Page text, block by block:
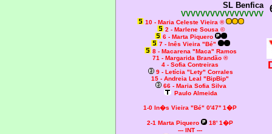
SL Benfica
VVVVVVVVVVVVVVVVV
10 - Maria Celeste Vieira ®
2 - Marlene Sousa ©
6 - Marta Piquero
7 - Inês Vieira "Bé"
8 - Macarena "Maca" Ramos
71 - Margarida Brandão ®
4 - Sofia Contreiras
9 - Letícia "Lety" Corrales
15 - Andreia Leal "BipBip"
66 - Maria Sofia Silva
Paulo Almeida
1-0 In�s Vieira "Bé" 0'47'' 1�P
2-1 Marta Piquero
18' 1�P
--- INT ---